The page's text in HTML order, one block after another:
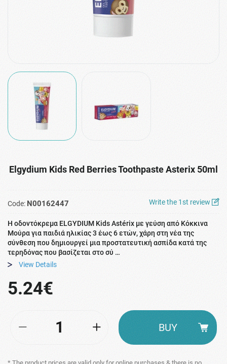
Elgydium Kids Red Berries Toothpaste Asterix 50ml
Code: N00162447 Write the 1st review
Η οδοντόκρεμα ELGYDIUM Kids Astérix με γεύση από Κόκκινα
Μούρα για παιδιά ηλικίας 3 έως 6 ετών, χάρη στη νέα της
σύνθεση που δημιουργεί μια προστατευτική ασπίδα κατά της
τερηδόνας που βασίζεται στο σύ …
View Details
5.24€
BUY